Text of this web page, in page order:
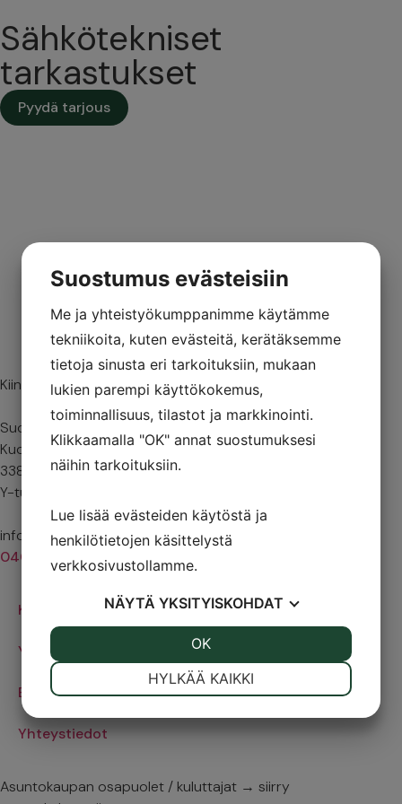
Sähkötekniset
tarkastukset
Pyydä tarjous
Kiinteistösi puolueeton asiantuntija.
Suomen Asiantuntijapalvelut Oy
Kuokkamaantie 12
33800 Tampere
Y-tunnus: y-1955597-0
info@satpa.fi
0400 623 036
Kodit
Yritykset
Blogi
Yhteystiedot
Asuntokaupan osapuolet / kuluttajat → siirry
Suostumus evästeisiin
Me ja yhteistyökumppanimme käytämme
tekniikoita, kuten evästeitä, kerätäksemme
tietoja sinusta eri tarkoituksiin, mukaan
lukien parempi käyttökokemus,
toiminnallisuus, tilastot ja markkinointi.
Klikkaamalla "OK" annat suostumuksesi
näihin tarkoituksiin.
Lue lisää evästeiden käytöstä ja
henkilötietojen käsittelystä
verkkosivustollamme.
NÄYTÄ YKSITYISKOHDAT
MARKKINOINTI
HYLKÄÄ KAIKKI
OK